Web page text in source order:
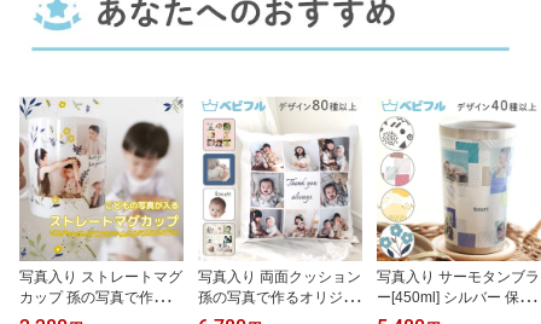
写真入り ストレートマグ
カップ 孫の写真で作るオ
リジナルプレゼント 敬老
写真入り 両面クッション
孫の写真で作るオリジナ
ルプレゼント おばあちゃ
写真入り サーモタンブラ
ー[450ml] シルバー 保温
保冷 真空断熱 ステンレ